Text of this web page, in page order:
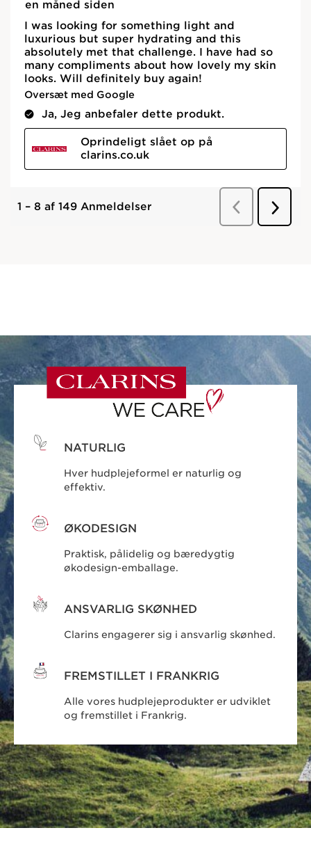
NATURLIG
Hver hudplejeformel er naturlig og
effektiv.
ØKODESIGN
Praktisk, pålidelig og bæredygtig
økodesign-emballage.
ANSVARLIG SKØNHED
Clarins engagerer sig i ansvarlig skønhed.
FREMSTILLET I FRANKRIG
Alle vores hudplejeprodukter er udviklet
og fremstillet i Frankrig.